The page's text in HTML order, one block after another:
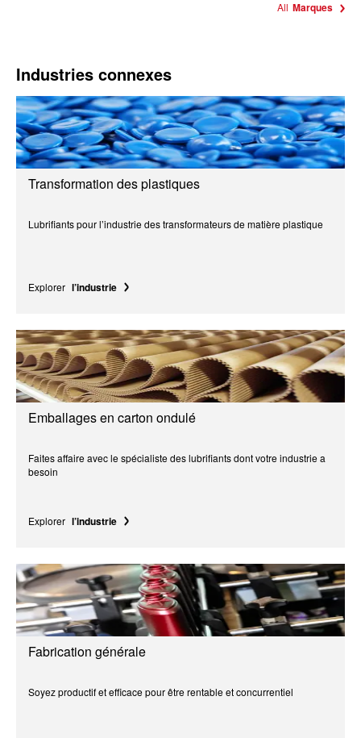
All Marques
Industries connexes
Transformation des plastiques
Lubrifiants pour l’industrie des transformateurs de matière plastique
Explorer l’industrie
Emballages en carton ondulé
Faites affaire avec le spécialiste des lubrifiants dont votre industrie a
besoin
Explorer l’industrie
Fabrication générale
Soyez productif et efficace pour être rentable et concurrentiel